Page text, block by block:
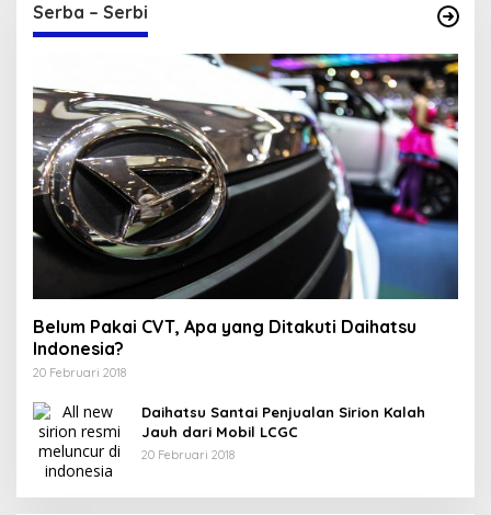
Serba – Serbi
Belum Pakai CVT, Apa yang Ditakuti Daihatsu
Indonesia?
20 Februari 2018
Daihatsu Santai Penjualan Sirion Kalah
Jauh dari Mobil LCGC
20 Februari 2018